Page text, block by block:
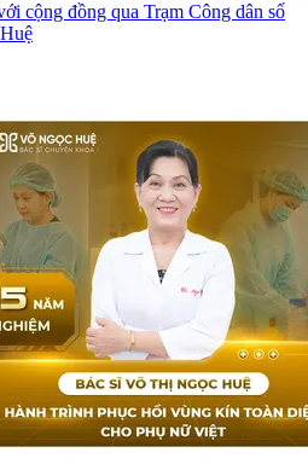
cộng đồng qua Trạm Công dân số